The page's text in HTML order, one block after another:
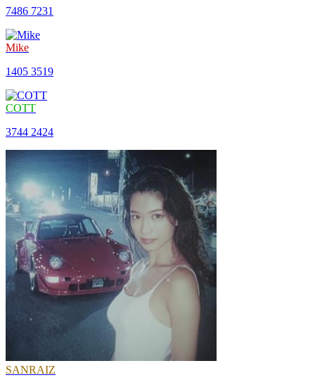
7486 7231
Mike
1405 3519
COTT
3744 2424
SANRAIZ